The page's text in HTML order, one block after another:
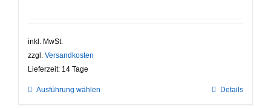
inkl. MwSt.
zzgl. Versandkosten
Lieferzeit: 14 Tage
Ausführung wählen Details